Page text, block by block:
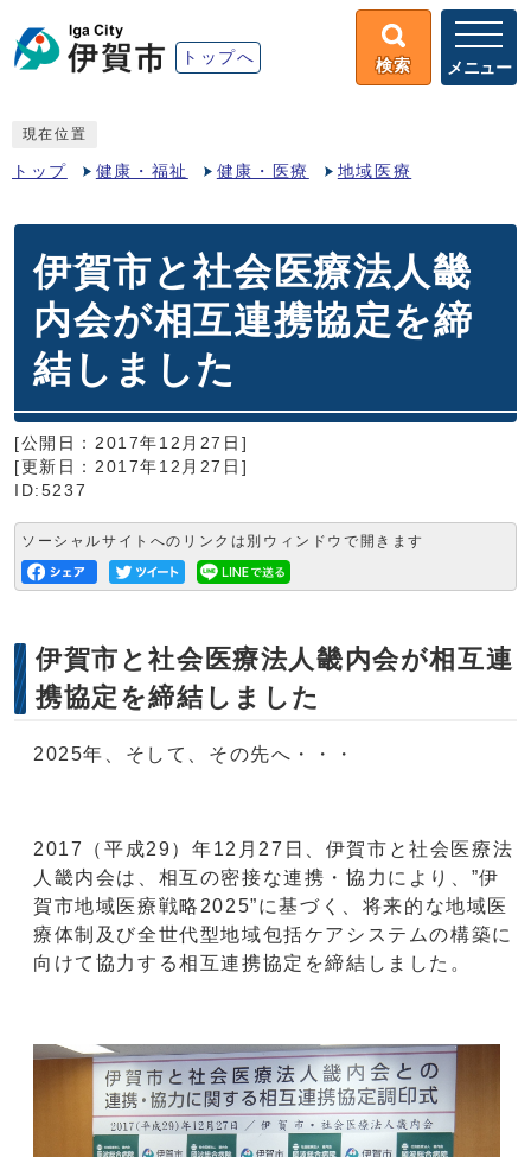
トップへ 検索 メニュー
現在位置
トップ 健康・福祉 健康・医療 地域医療
伊賀市と社会医療法人畿
内会が相互連携協定を締
結しました
[公開日：2017年12月27日]
[更新日：2017年12月27日]
ID:5237
ソーシャルサイトへのリンクは別ウィンドウで開きます
伊賀市と社会医療法人畿内会が相互連
携協定を締結しました
2025年、そして、その先へ・・・
2017（平成29）年12月27日、伊賀市と社会医療法
人畿内会は、相互の密接な連携・協力により、”伊
賀市地域医療戦略2025”に基づく、将来的な地域医
療体制及び全世代型地域包括ケアシステムの構築に
向けて協力する相互連携協定を締結しました。